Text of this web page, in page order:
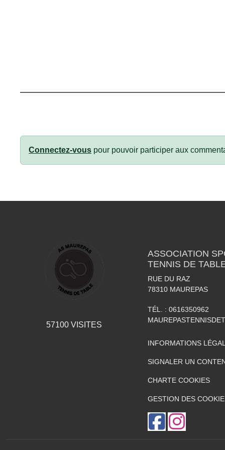
Connectez-vous pour pouvoir participer aux
57100VISITES
ASSOCIATION
TENNIS DE
RUE DU RAZ
78310 MAUREPAS
TÉL. : 0616350962
INFORMATIONS
SIGNALER UN
CHARTE COOKIES
GESTION DES